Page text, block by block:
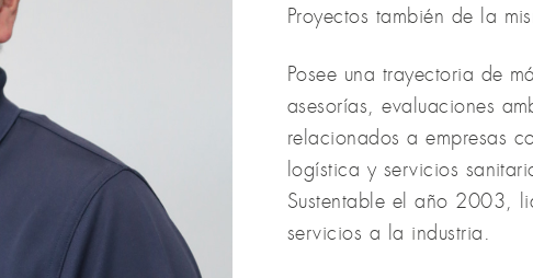
Proyectos también de la
Posee una trayectoria de
asesorías, evaluaciones
relacionados a empresas
logística y servicios
Sustentable el año 2003,
servicios a la industria.